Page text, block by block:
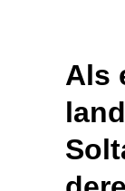
Als